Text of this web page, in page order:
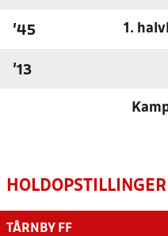
'45 1.
'13
HOLDOPSTILLINGER
TÅRNBY FF